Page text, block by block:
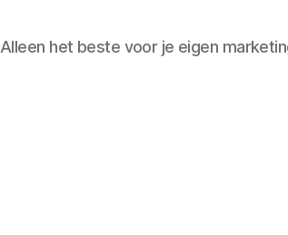
Alleen het beste voor je eigen